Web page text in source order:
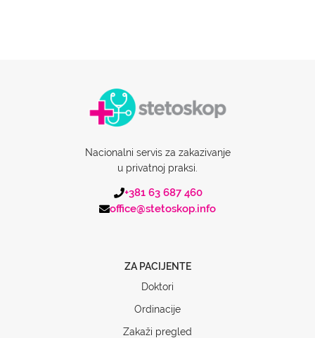
Nacionalni servis za zakazivanje
u privatnoj praksi.
+381 63 687 460
office@stetoskop.info
ZA PACIJENTE
Doktori
Ordinacije
Zakaži pregled